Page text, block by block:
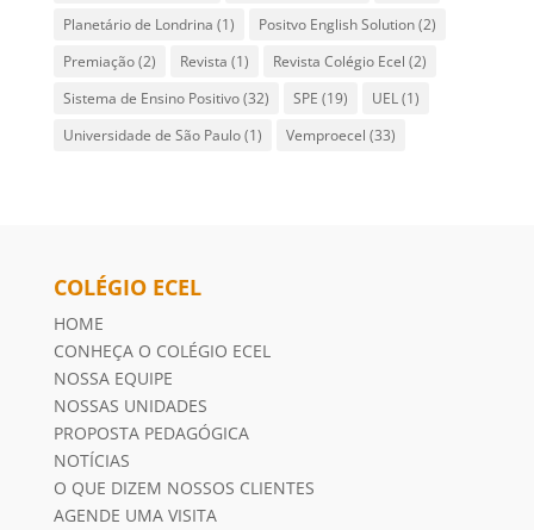
Planetário de Londrina (1) Positvo English Solution(2)
Premiação(2) Revista (1) Revista Colégio Ecel (2)
Sistema de Ensino Positivo(32) SPE (19) UEL(1)
Universidade de São Paulo(1) Vemproecel (33)
COLÉGIO ECEL
HOME
CONHEÇA O COLÉGIO ECEL
NOSSA EQUIPE
NOSSAS UNIDADES
PROPOSTA PEDAGÓGICA
NOTÍCIAS
O QUE DIZEM NOSSOS CLIENTES
AGENDE UMA VISITA